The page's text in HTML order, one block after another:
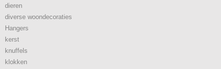
dieren
diverse woondecoraties
Hangers
kerst
knuffels
klokken